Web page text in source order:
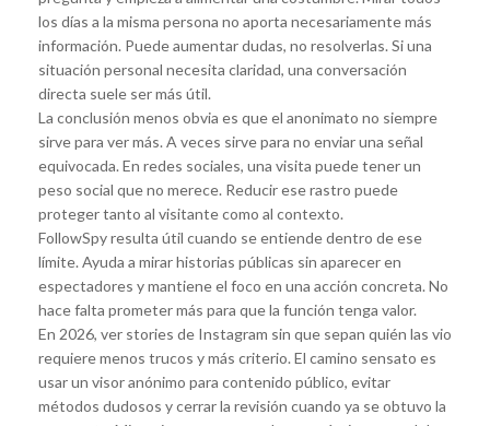
los días a la misma persona no aporta necesariamente más
información. Puede aumentar dudas, no resolverlas. Si una
situación personal necesita claridad, una conversación
directa suele ser más útil.
La conclusión menos obvia es que el anonimato no siempre
sirve para ver más. A veces sirve para no enviar una señal
equivocada. En redes sociales, una visita puede tener un
peso social que no merece. Reducir ese rastro puede
proteger tanto al visitante como al contexto.
FollowSpy resulta útil cuando se entiende dentro de ese
límite. Ayuda a mirar historias públicas sin aparecer en
espectadores y mantiene el foco en una acción concreta. No
hace falta prometer más para que la función tenga valor.
En 2026, ver stories de Instagram sin que sepan quién las vio
requiere menos trucos y más criterio. El camino sensato es
usar un visor anónimo para contenido público, evitar
métodos dudosos y cerrar la revisión cuando ya se obtuvo la